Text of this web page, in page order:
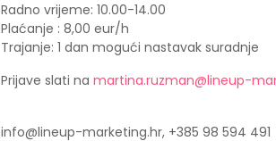
Radno vrijeme: 10.00-14.00
Plaćanje : 8,00 eur/h
Trajanje: 1 dan mogući nastavak suradnje
Prijave slati na martina.ruzman@lineup-
info@lineup-marketing.hr, +385 98 594 491